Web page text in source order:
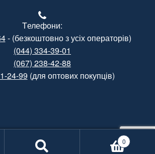
Tелефони:
- (безкоштовно з усіх операторів)
(044) 334-39-01
(067) 238-42-88
24-99 (для оптових покупців)
Created byGramatorik
Informational support byPoshuk.info
0